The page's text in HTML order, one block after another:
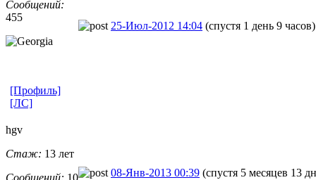
Сообщений:
455
25-Июл-2012 14:04 (спустя 1 день 9 часов)
[Профиль]
[ЛС]
hgv
Стаж: 13 лет
Сообщений: 10
08-Янв-2013 00:39 (спустя 5 месяцев 13